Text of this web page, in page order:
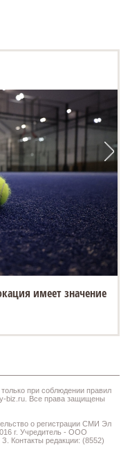
имеет значение
при соблюдении правил
biz.ru. Все права защищены
о регистрации СМИ Эл
г. Учредитель - ООО
Контакты редакции: (8552)